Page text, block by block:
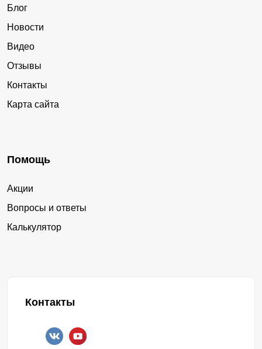
Блог
Новости
Видео
Отзывы
Контакты
Карта сайта
Помощь
Акции
Вопросы и ответы
Калькулятор
Контакты